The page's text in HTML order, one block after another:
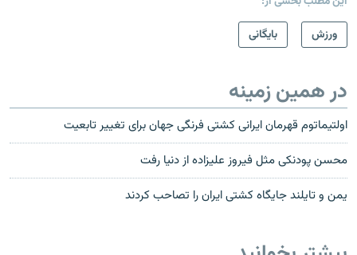
ورزش
بایگانی
در همین زمینه
اولتیماتوم قهرمان ایرانی کشتی فرنگی جهان برای تغییر تابعیت
محسن پودنکی مثل فيروز عليزاده از دنيا رفت
یمن و تایلند جایگاه کشتی ایران را تصاحب کردند